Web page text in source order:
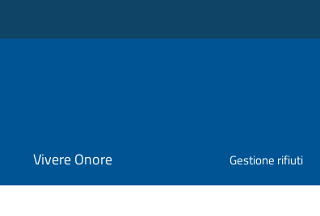
Vivere Onore Gestione rifiuti